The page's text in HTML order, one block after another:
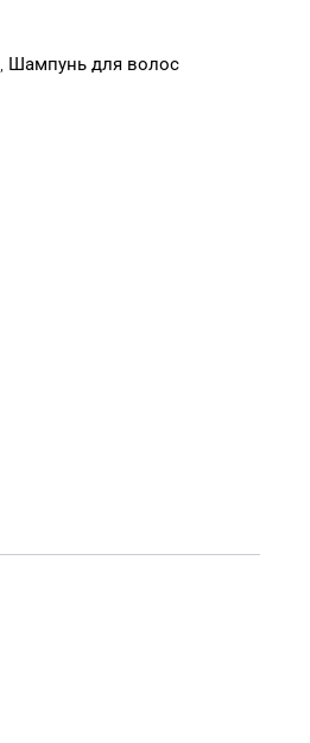
, Шампунь для волос